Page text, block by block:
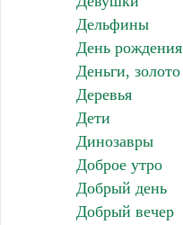
Дельфины
День рождения
Деньги, золото
Деревья
Дети
Динозавры
Доброе утро
Добрый день
Добрый вечер